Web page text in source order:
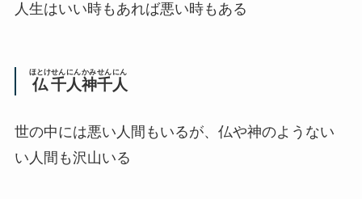
人生はいい時もあれば悪い時もある
仏
ほとけ
千人
せんにん
神
かみ
千人
せんにん
世の中には悪い人間もいるが、仏や神のようない
い人間も沢山いる